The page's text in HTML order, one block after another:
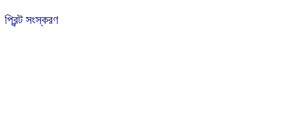
প্রিন্ট সংস্করণ